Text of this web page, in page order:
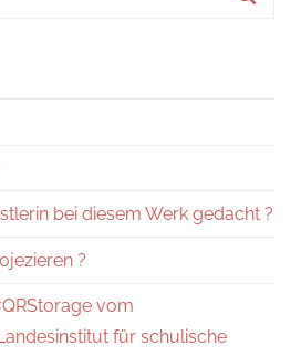
bei diesem Werk gedacht ?
?
vom
für schulische